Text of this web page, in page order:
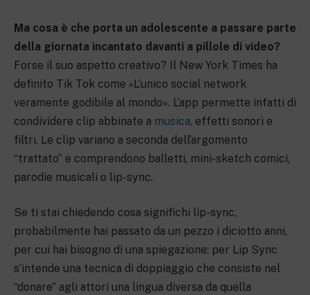
Ma cosa è che porta un adolescente a passare parte
della giornata incantato davanti a pillole di video?
Forse il suo aspetto creativo? Il New York Times ha
definito Tik Tok come «L’unico social network
veramente godibile al mondo». L’app permette infatti di
condividere clip abbinate a musica, effetti sonori e
filtri. Le clip variano a seconda dell’argomento
“trattato” e comprendono balletti, mini-sketch comici,
parodie musicali o lip-sync.
Se ti stai chiedendo cosa significhi lip-sync,
probabilmente hai passato da un pezzo i diciotto anni,
per cui hai bisogno di una spiegazione: per Lip Sync
s’intende una tecnica di doppiaggio che consiste nel
“donare” agli attori una lingua diversa da quella